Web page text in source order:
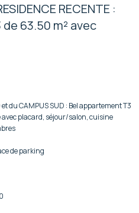
RECENTE :
de 63.50 m² avec
du CAMPUS SUD : Bel appartement T3
placard, séjour/salon, cuisine
de parking